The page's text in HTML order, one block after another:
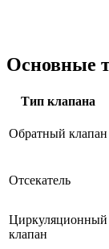
Основные
Тип клапана
Обратный клапан
Отсекатель
Циркуляционный
клапан